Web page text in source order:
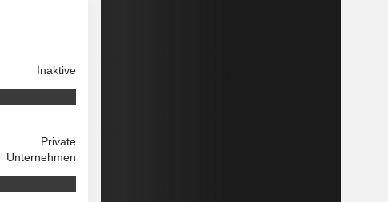
Inaktive
Private
Unternehmen